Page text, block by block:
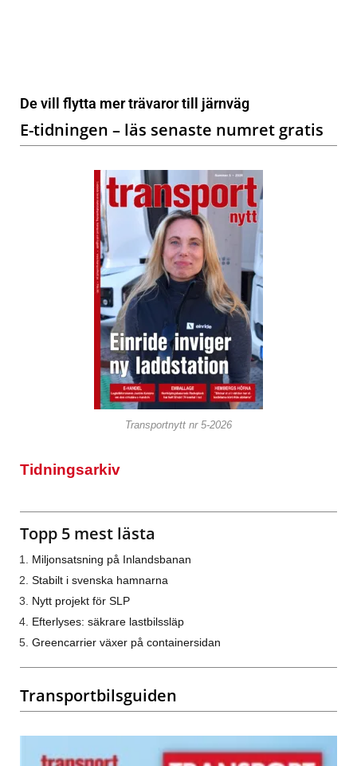
De vill flytta mer trävaror till järnväg
E-tidningen – läs senaste numret gratis
Transportnytt nr 5-2026
Tidningsarkiv
Topp 5 mest lästa
Miljonsatsning på Inlandsbanan
Stabilt i svenska hamnarna
Nytt projekt för SLP
Efterlyses: säkrare lastbilssläp
Greencarrier växer på containersidan
Transportbilsguiden